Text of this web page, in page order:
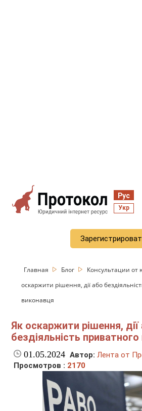
Рус
Укр
Главная Блог Консультации от
оскаржити рішення, дії або
виконавця
Як оскаржити рішення, дії
бездіяльність
01.05.2024 Автор: Лента от
Просмотров : 2170